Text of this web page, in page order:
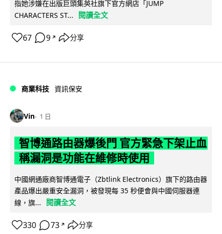
指她涉嫌在出版巨頭集英社旗下官方網店「JUMP
CHARACTERS ST...
閱讀全文
67 9 ↗ 分享
商業科技 資訊保安
Vin 1 日
智博通路由器爆後門 官方緊急下架止血
稱漏洞是功能在維修時使用
中國網通廠商智博通電子（Zbtlink Electronics）旗下的路由器
產品爆出嚴重安全漏洞，被發現每 35 秒便會與中國伺服器連
線，旗...
閱讀全文
330 73 ↗ 分享